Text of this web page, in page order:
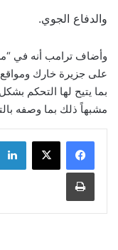
والدفاع الجوي.
وأضاف ترامب أنه في
على جزيرة خارك ومواقع
بما يتيح لها التحكم
مشبهاً ذلك بما وصفه